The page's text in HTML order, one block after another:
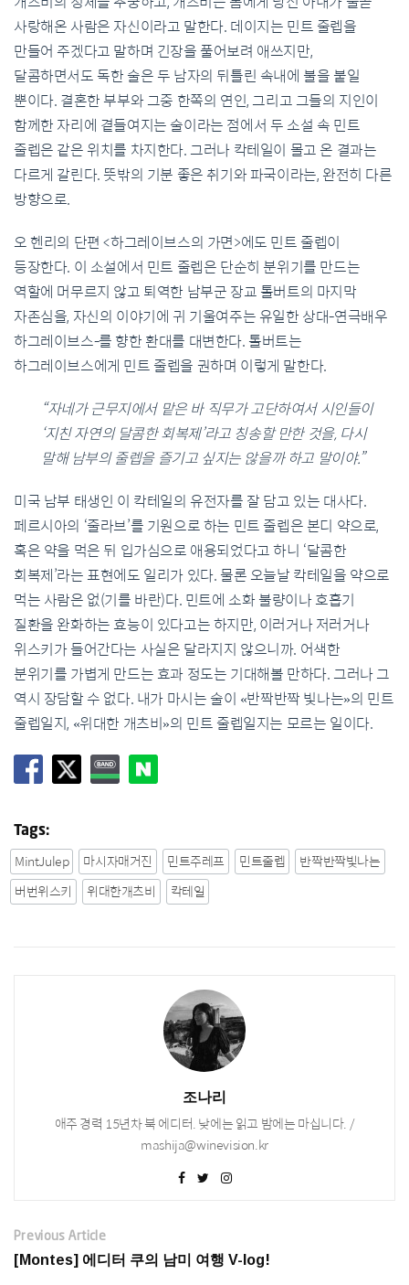
사랑해온 사람은 자신이라고 말한다. 데이지는 민트 줄렙을
만들어 주겠다고 말하며 긴장을 풀어보려 애쓰지만,
달콤하면서도 독한 술은 두 남자의 뒤틀린 속내에 불을 붙일
뿐이다. 결혼한 부부와 그중 한쪽의 연인, 그리고 그들의 지인이
함께한 자리에 곁들여지는 술이라는 점에서 두 소설 속 민트
줄렙은 같은 위치를 차지한다. 그러나 칵테일이 몰고 온 결과는
다르게 갈린다. 뜻밖의 기분 좋은 취기와 파국이라는, 완전히 다른
방향으로.
오 헨리의 단편 <하그레이브스의 가면>에도 민트 줄렙이
등장한다. 이 소설에서 민트 줄렙은 단순히 분위기를 만드는
역할에 머무르지 않고 퇴역한 남부군 장교 톨버트의 마지막
자존심을, 자신의 이야기에 귀 기울여주는 유일한 상대-연극배우
하그레이브스-를 향한 환대를 대변한다. 톨버트는
하그레이브스에게 민트 줄렙을 권하며 이렇게 말한다.
“자네가 근무지에서 맡은 바 직무가 고단하여서 시인들이
‘지친 자연의 달콤한 회복제’라고 칭송할 만한 것을, 다시
말해 남부의 줄렙을 즐기고 싶지는 않을까 하고 말이야.”
미국 남부 태생인 이 칵테일의 유전자를 잘 담고 있는 대사다.
페르시아의 ‘줄라브’를 기원으로 하는 민트 줄렙은 본디 약으로,
혹은 약을 먹은 뒤 입가심으로 애용되었다고 하니 ‘달콤한
회복제’라는 표현에도 일리가 있다. 물론 오늘날 칵테일을 약으로
먹는 사람은 없(기를 바란)다. 민트에 소화 불량이나 호흡기
질환을 완화하는 효능이 있다고는 하지만, 이러거나 저러거나
위스키가 들어간다는 사실은 달라지지 않으니까. 어색한
분위기를 가볍게 만드는 효과 정도는 기대해볼 만하다. 그러나 그
역시 장담할 수 없다. 내가 마시는 술이 «반짝반짝 빛나는»의 민트
줄렙일지, «위대한 개츠비»의 민트 줄렙일지는 모르는 일이다.
Tags:
MintJulep 마시자매거진 민트주레프 민트줄렙
반짝반짝빛나는
버번위스키
위대한개츠비 칵테일
조나리
애주 경력 15년차 북 에디터. 낮에는 읽고 밤에는 마십니다. /
mashija@winevision.kr
Previous Article
[Montes] 에디터 쿠의 남미 여행 V-log!